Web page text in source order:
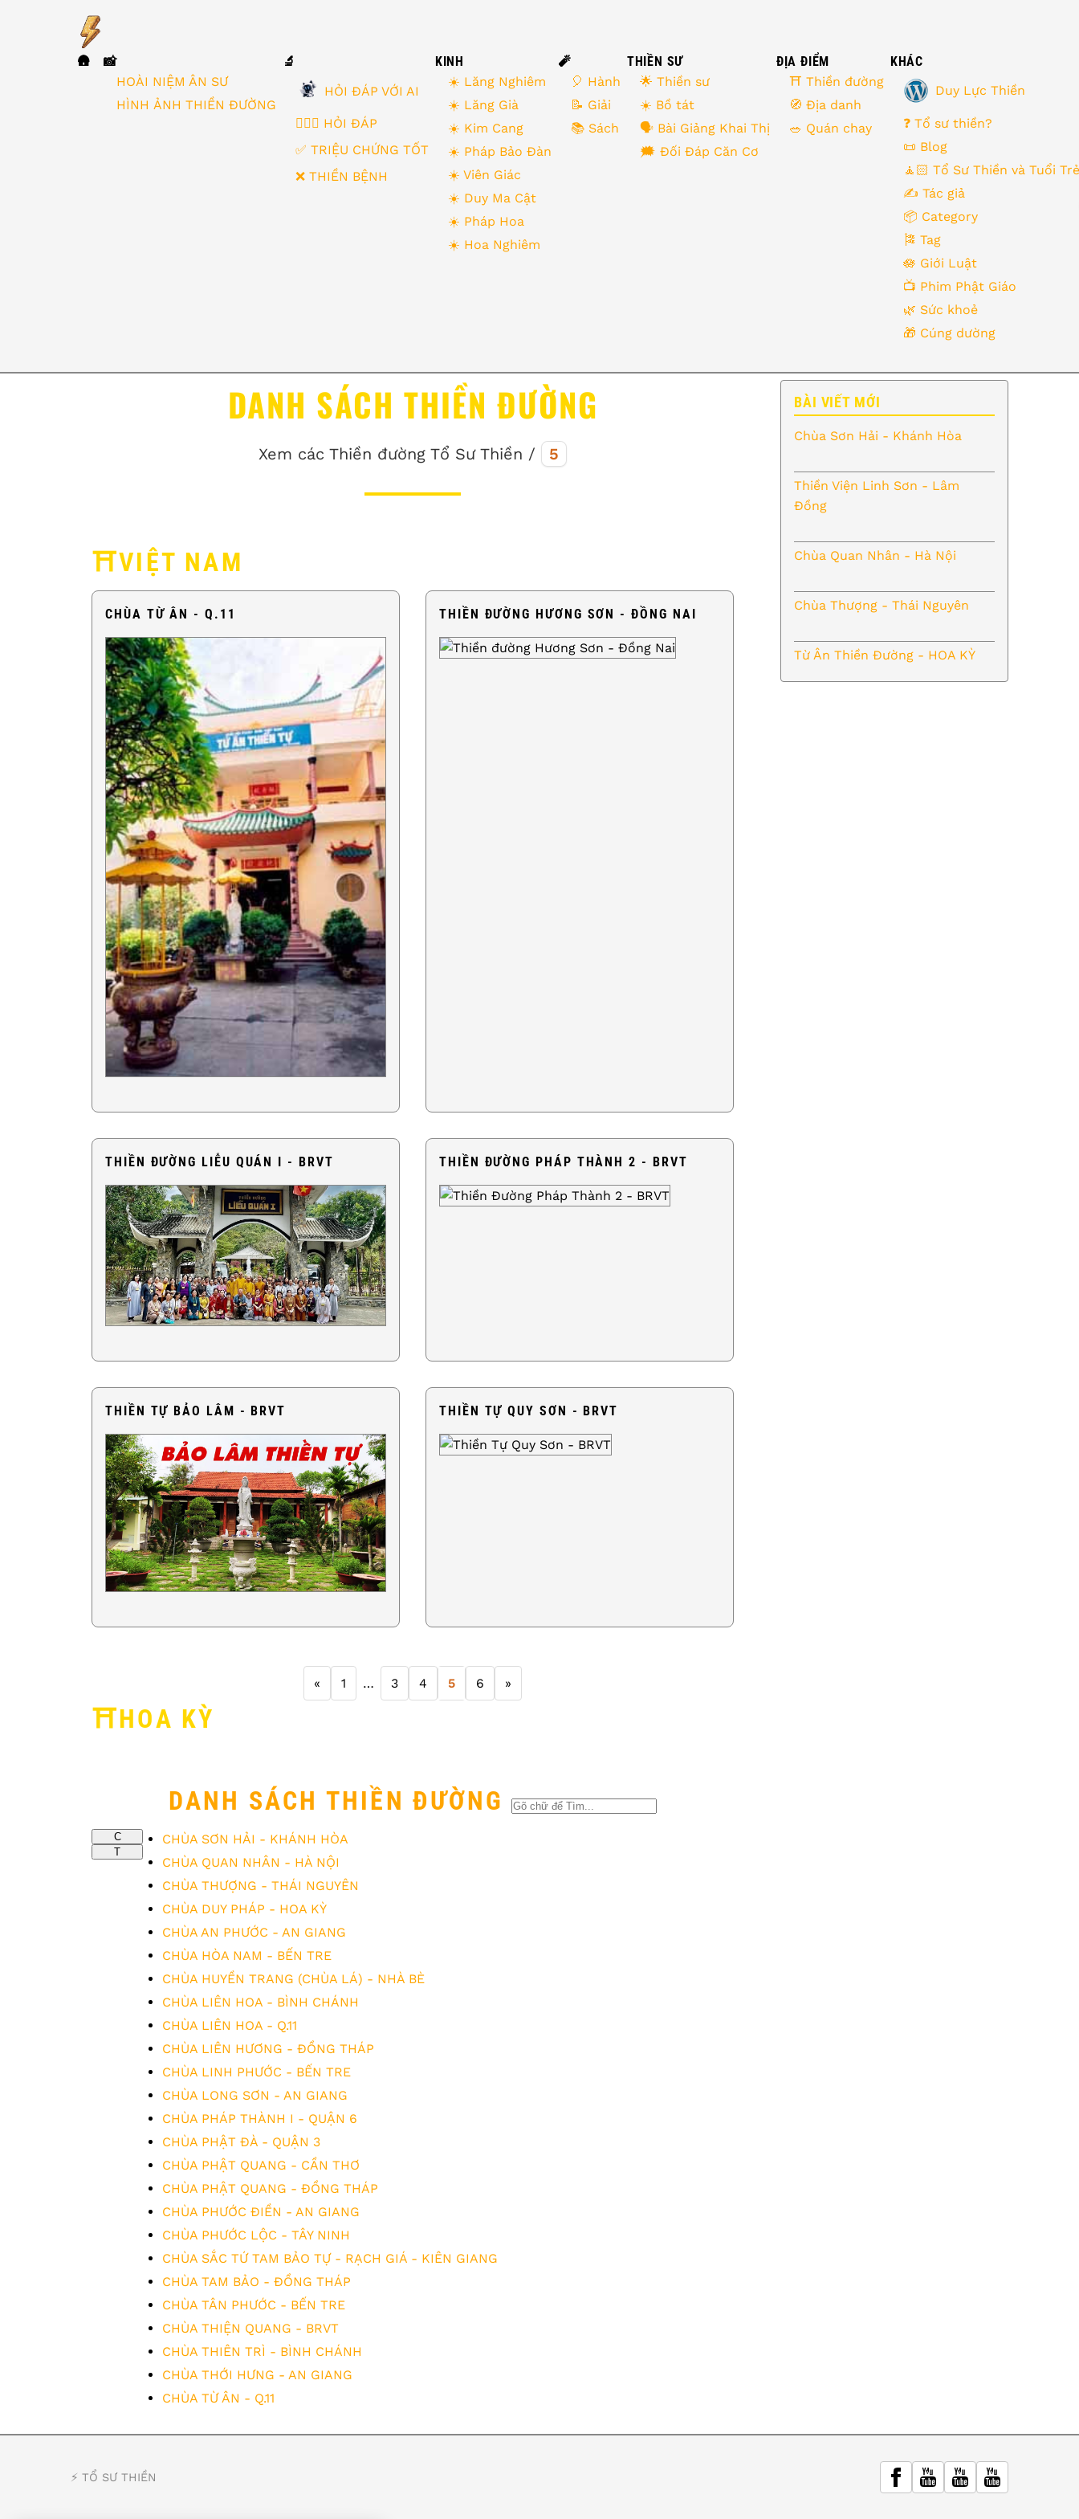
🛖
📸
HOÀI NIỆM ÂN SƯ
HÌNH ẢNH THIỀN ĐƯỜNG
🔬
HỎI ĐÁP VỚI AI
🙋🏻‍♂️ HỎI ĐÁP
✅ TRIỆU CHỨNG TỐT
❌ THIỀN BỆNH
KINH
☀️ Lăng Nghiêm
☀️ Lăng Già
☀️ Kim Cang
☀️ Pháp Bảo Đàn
☀️ Viên Giác
☀️ Duy Ma Cật
☀️ Pháp Hoa
☀️ Hoa Nghiêm
🧨
🎈 Hành
📝 Giải
📚 Sách
THIỀN SƯ
🌟 Thiền sư
☀️ Bồ tát
🗣 Bài Giảng Khai Thị
🗯 Đối Đáp Căn Cơ
ĐỊA ĐIỂM
⛩ Thiền đường
🧭 Địa danh
🥗 Quán chay
KHÁC
Duy Lực Thiền
❓ Tổ sư thiền?
📜 Blog
🧘🏻 Tổ Sư Thiền và Tuổi Trẻ
✍️ Tác giả
📦 Category
🎏 Tag
🪷 Giới Luật
📺 Phim Phật Giáo
🌿️ Sức khoẻ
🎁️ Cúng dường
DANH SÁCH THIỀN ĐƯỜNG
Xem các Thiền đường Tổ Sư Thiền / 5
⛩️VIỆT NAM
CHÙA TỪ ÂN - Q.11 THIỀN ĐƯỜNG HƯƠNG SƠN - ĐỒNG NAI
THIỀN ĐƯỜNG LIỄU QUÁN I - BRVT THIỀN ĐƯỜNG PHÁP THÀNH 2 - BRVT
THIỀN TỰ BẢO LÂM - BRVT THIỀN TỰ QUY SƠN - BRVT
« 1 … 3 4 5 6 »
⛩️HOA KỲ
DANH SÁCH THIỀN ĐƯỜNG
C
T
CHÙA SƠN HẢI - KHÁNH HÒA
CHÙA QUAN NHÂN - HÀ NỘI
CHÙA THƯỢNG - THÁI NGUYÊN
CHÙA DUY PHÁP - HOA KỲ
CHÙA AN PHƯỚC - AN GIANG
CHÙA HÒA NAM - BẾN TRE
CHÙA HUYỀN TRANG (CHÙA LÁ) - NHÀ BÈ
CHÙA LIÊN HOA - BÌNH CHÁNH
CHÙA LIÊN HOA - Q.11
CHÙA LIÊN HƯƠNG - ĐỒNG THÁP
CHÙA LINH PHƯỚC - BẾN TRE
CHÙA LONG SƠN - AN GIANG
CHÙA PHÁP THÀNH I - QUẬN 6
CHÙA PHẬT ĐÀ - QUẬN 3
CHÙA PHẬT QUANG - CẦN THƠ
CHÙA PHẬT QUANG - ĐỒNG THÁP
CHÙA PHƯỚC ĐIỀN - AN GIANG
CHÙA PHƯỚC LỘC - TÂY NINH
CHÙA SẮC TỨ TAM BẢO TỰ - RẠCH GIÁ - KIÊN GIANG
CHÙA TAM BẢO - ĐỒNG THÁP
CHÙA TÂN PHƯỚC - BẾN TRE
CHÙA THIỆN QUANG - BRVT
CHÙA THIÊN TRÌ - BÌNH CHÁNH
CHÙA THỚI HƯNG - AN GIANG
CHÙA TỪ ÂN - Q.11
BÀI VIẾT MỚI
Chùa Sơn Hải - Khánh Hòa
Thiền Viện Linh Sơn - Lâm
Đồng
Chùa Quan Nhân - Hà Nội
Chùa Thượng - Thái Nguyên
Từ Ân Thiền Đường - HOA KỲ
⚡️ TỔ SƯ THIỀN